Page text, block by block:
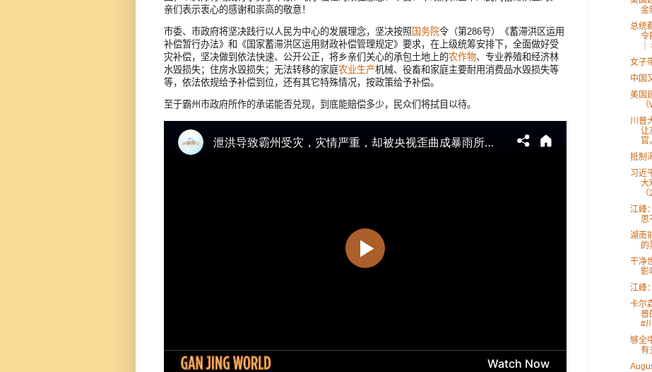
亲们表示衷心的感谢和崇高的敬意！
市委、市政府将坚决践行以人民为中心的发展理念，坚决按照 国务院令（第286号）《蓄滞洪区运用
补偿暂行办法》和《国家蓄滞洪区运用财政补偿管理规定》要求，在上级统筹安排下，全面做好受
灾补偿，坚决做到依法快速、公开公正，将乡亲们关心的承包土地上的农作物、专业养殖和经济林
水毁损失；住房水毁损失；无法转移的家庭农业生产机械、役畜和家庭主要耐用消费品水毁损失等
等，依法依规给予补偿到位，还有其它特殊情况，按政策给予补偿。
至于霸州市政府所作的承诺能否兑现，到底能赔偿多少，民众们将拭目以待。
金
总统
令
女子
中国
美国
川普
让
官
抵制
习近
大
江峰
思
湖南
的
干净
影
江峰
卡尔
普
#
够全
有